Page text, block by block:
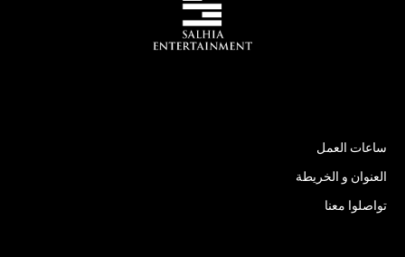
ساعات العمل
العنوان و الخريطة
تواصلوا معنا